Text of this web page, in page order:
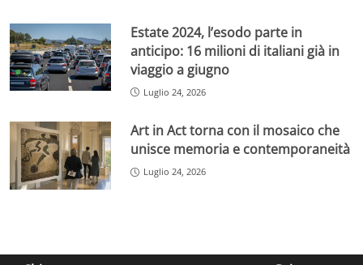
Estate 2024, l’esodo parte in
anticipo: 16 milioni di italiani già in
viaggio a giugno
Luglio 24, 2026
Art in Act torna con il mosaico che
unisce memoria e contemporaneità
Luglio 24, 2026